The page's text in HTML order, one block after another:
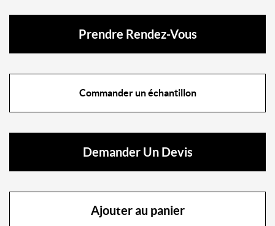
Prendre Rendez-Vous
Commander un échantillon
Demander Un Devis
Ajouter au panier